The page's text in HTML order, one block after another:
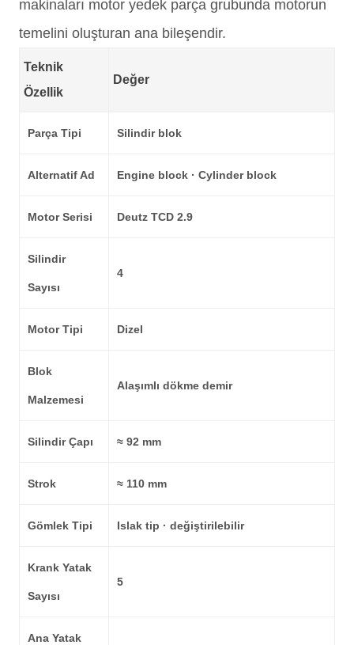
makinaları motor yedek parça grubunda motorun
temelini oluşturan ana bileşendir.
Teknik
Özellik
Değer
Parça Tipi Silindir blok
Alternatif Ad Engine block · Cylinder block
Motor Serisi Deutz TCD 2.9
Silindir
Sayısı
4
Motor Tipi Dizel
Blok
Malzemesi
Alaşımlı dökme demir
Silindir Çapı ≈ 92 mm
Strok ≈ 110 mm
Gömlek Tipi Islak tip · değiştirilebilir
Krank Yatak
Sayısı
5
Ana Yatak